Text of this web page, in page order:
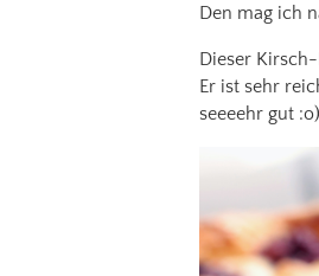
Den mag ich
Dieser
Er ist sehr
seeeehr gut :o)